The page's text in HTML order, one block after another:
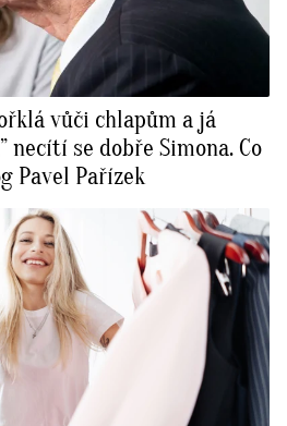
vůči chlapům a já
necítí se dobře Simona. Co
Pavel Pařízek